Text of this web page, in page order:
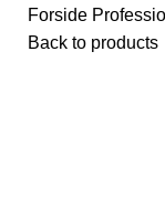
Forside
Back to products